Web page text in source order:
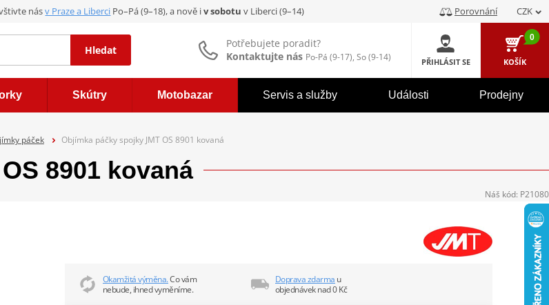
násv Praze a Liberci Po–Pá (9–18), a nově iv sobotu v Liberci (9–14) Porovnání CZK
Hledat
Potřebujete poradit?
Kontaktujte nás Po-Pá (9-17), So (9-14) PŘIHLÁSIT SE
0
KOŠÍK
Skútry Motobazar Servis a služby Události Prodejny
páček Objímka páčky spojky JMT OS 8901 kovaná
8901 kovaná
Okamžitá výměna.Co vám
nebude, ihned vyměníme.
Doprava zdarma u
objednávek nad 0 Kč
Náš kód: P21080